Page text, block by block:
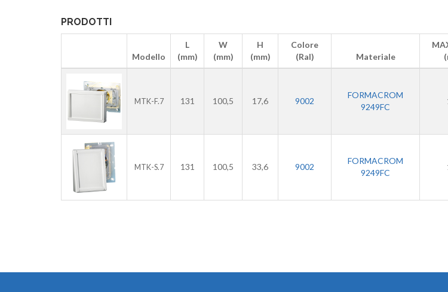
PRODOTTI
Modello
L
(mm)
W
(mm)
H
(mm)
Colore
(Ral)
Materiale
MTK-F.7 131 100,5 17,6 9002
FORMACROM
9249FC
MTK-S.7 131 100,5 33,6 9002
FORMACROM
9249FC